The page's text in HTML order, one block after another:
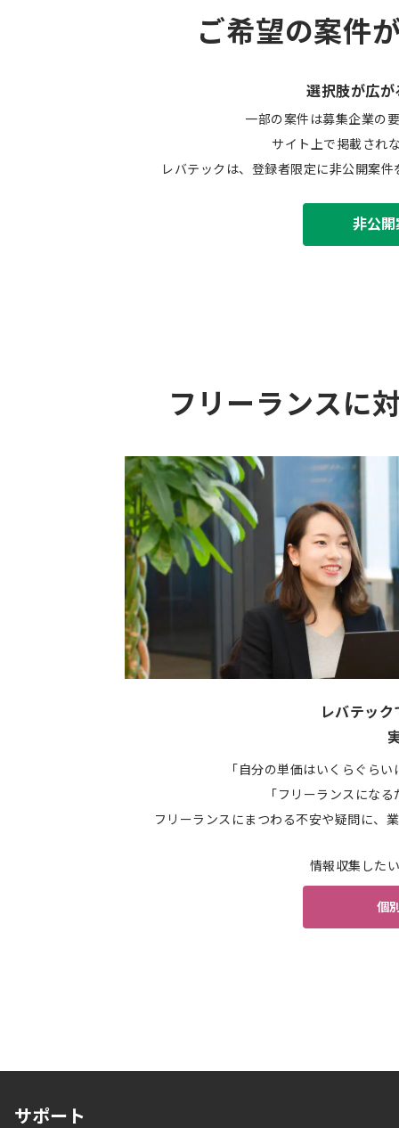
ご希望の案件
選択肢が広が
一部の案件は募集企業の
サイト上で掲載され
レバテックは、登録者限定に非公開案
非公
フリーランスに
レバテッ
「自分の単価はいくらぐら
「フリーランスにな
フリーランスにまつわる不安や疑問に、
情報収集した
個
サポート